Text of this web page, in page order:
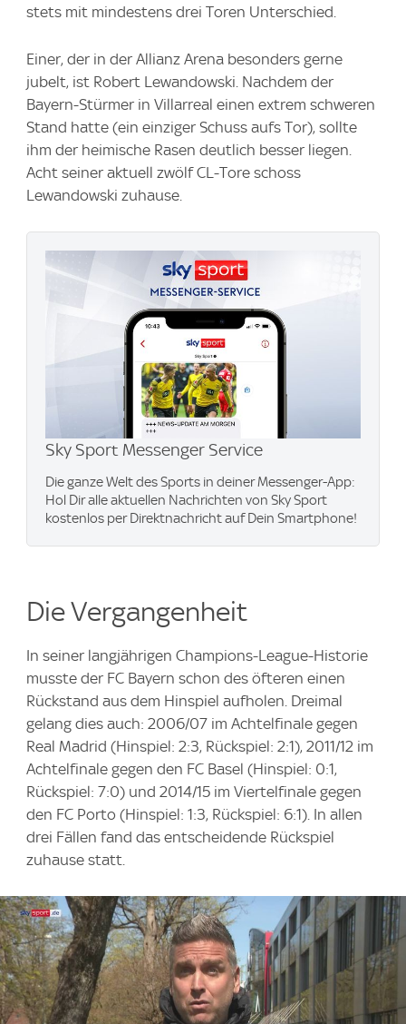
stets mit mindestens drei Toren Unterschied.
Einer, der in der Allianz Arena besonders gerne
jubelt, ist Robert Lewandowski. Nachdem der
Bayern-Stürmer in Villarreal einen extrem schweren
Stand hatte (ein einziger Schuss aufs Tor), sollte
ihm der heimische Rasen deutlich besser liegen.
Acht seiner aktuell zwölf CL-Tore schoss
Lewandowski zuhause.
Sky Sport Messenger Service
Die ganze Welt des Sports in deiner Messenger-App:
Hol Dir alle aktuellen Nachrichten von Sky Sport
kostenlos per Direktnachricht auf Dein Smartphone!
Die Vergangenheit
In seiner langjährigen Champions-League-Historie
musste der FC Bayern schon des öfteren einen
Rückstand aus dem Hinspiel aufholen. Dreimal
gelang dies auch: 2006/07 im Achtelfinale gegen
Real Madrid (Hinspiel: 2:3, Rückspiel: 2:1), 2011/12 im
Achtelfinale gegen den FC Basel (Hinspiel: 0:1,
Rückspiel: 7:0) und 2014/15 im Viertelfinale gegen
den FC Porto (Hinspiel: 1:3, Rückspiel: 6:1). In allen
drei Fällen fand das entscheidende Rückspiel
zuhause statt.